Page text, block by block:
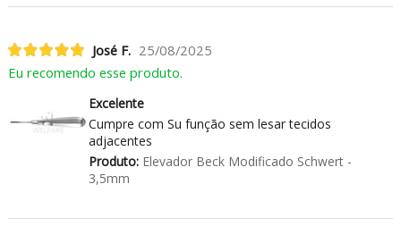
José F. 25/08/2025
Eu recomendo esse produto.
Excelente
Cumpre com Su função sem lesar tecidos
adjacentes
Produto:Elevador Beck Modificado Schwert -
3,5mm